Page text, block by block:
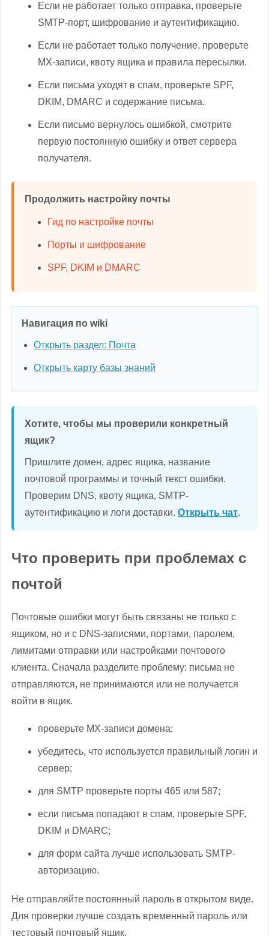
Если не работает только отправка, проверьте
SMTP-порт, шифрование и аутентификацию.
Если не работает только получение, проверьте
MX-записи, квоту ящика и правила пересылки.
Если письма уходят в спам, проверьте SPF,
DKIM, DMARC и содержание письма.
Если письмо вернулось ошибкой, смотрите
первую постоянную ошибку и ответ сервера
получателя.
Продолжить настройку почты
Гид по настройке почты
Порты и шифрование
SPF, DKIM и DMARC
Навигация по wiki
Открыть раздел: Почта
Открыть карту базы знаний
Хотите, чтобы мы проверили конкретный
ящик?
Пришлите домен, адрес ящика, название
почтовой программы и точный текст ошибки.
Проверим DNS, квоту ящика, SMTP-
аутентификацию и логи доставки. Открыть чат.
Что проверить при проблемах с
почтой
Почтовые ошибки могут быть связаны не только с
ящиком, но и с DNS-записями, портами, паролем,
лимитами отправки или настройками почтового
клиента. Сначала разделите проблему: письма не
отправляются, не принимаются или не получается
войти в ящик.
проверьте MX-записи домена;
убедитесь, что используется правильный логин и
сервер;
для SMTP проверьте порты 465 или 587;
если письма попадают в спам, проверьте SPF,
DKIM и DMARC;
для форм сайта лучше использовать SMTP-
авторизацию.
Не отправляйте постоянный пароль в открытом виде.
Для проверки лучше создать временный пароль или
тестовый почтовый ящик.